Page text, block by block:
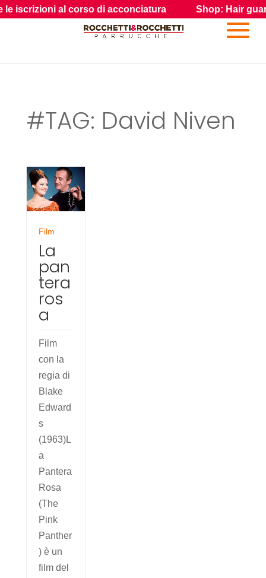
#TAG: David Niven
Film
La
pan
tera
ros
a
Film
con la
regia di
Blake
Edward
s
(1963)L
a
Pantera
Rosa
(The
Pink
Panther
) è un
film del
al corso di acconciatura Shop: Hair guarda